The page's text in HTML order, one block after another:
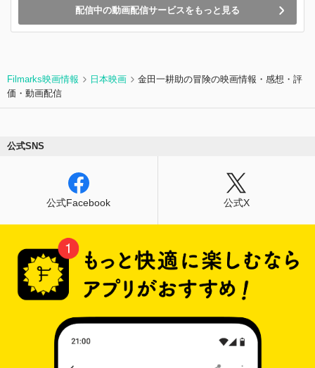
配信中の動画配信サービスをもっと見る
Filmarks映画情報 日本映画
金田一耕助の冒険の映画情報・感想・評
価・動画配信
公式SNS
公式Facebook 公式X